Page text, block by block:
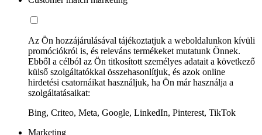
Az Ön hozzájárulásával tájékoztatjuk a weboldalunkon kívüli
promóciókról is, és releváns termékeket mutatunk Önnek.
Ebből a célból az Ön titkosított személyes adatait a következő
külső szolgáltatókkal összehasonlítjuk, és azok online
hirdetési csatornáikat használjuk, ha Ön már használja a
szolgáltatásaikat:
Bing, Criteo, Meta, Google, LinkedIn, Pinterest, TikTok
Marketing